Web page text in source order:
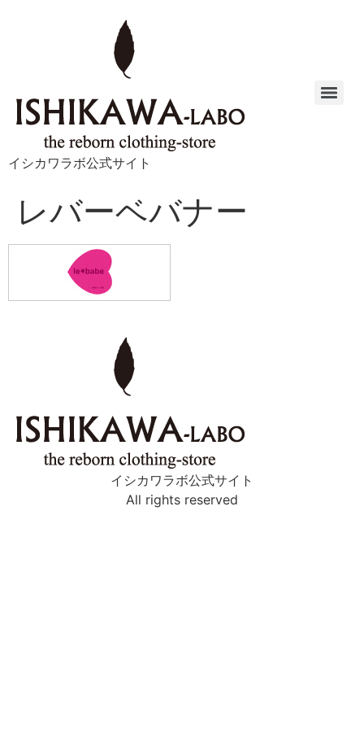
イシカワラボ公式サイト
レバーベバナー
イシカワラボ公式サイト
All rights reserved